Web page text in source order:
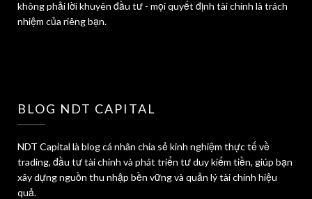
không phải lời khuyên đầu tư - mọi quyết định tài chính là trách
nhiệm của riêng bạn.
BLOG NDT CAPITAL
NDT Capital là blog cá nhân chia sẻ kinh nghiệm thực tế về
trading, đầu tư tài chính và phát triển tư duy kiếm tiền, giúp bạn
xây dựng nguồn thu nhập bền vững và quản lý tài chính hiệu
quả.